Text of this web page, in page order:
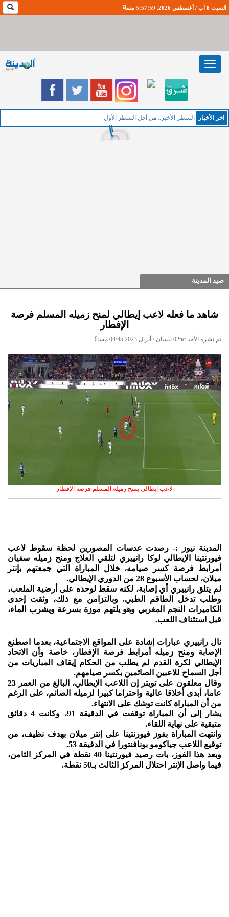
السبت 8 آب / أغسطس 2026. 5:58:0 مساءً
Toggle
navigation
اخر اﻷخبار ال
صيد المدينة
شاهد ما فعله لاعب إيطالي لمنح زميله المسلم فرصة
الإفطار
تم نشره الأحد 02nd نيسان / أبريل 2023 04:45 مساءً
لاعب إيطالي يمنح زميله المسلم فرصة الإفطار
المدينة نيوز :- رصدت عدسات المصورين لحظة سقوط لاعب
فيورنتينا الإيطالي لوكا رانييري لتلقي العلاج ومنح زميله سفيان
أمرابط فرصة كسر صيامه، خلال المباراة التي جمعتهم بإنتر
ميلان، لحساب الأسبوع 28 من الدوري الإيطالي.
لم يتلق رانييري أي إصابة، لكنه سقط لوحده على أرضية الملعب،
وطلب تدخل الطاقم الطبي. وبالتزامن مع ذلك، وثقت إحدى
الكاميرات النجم المغربي وهو يلتهم موزة بسرعة ويشرب الماء،
قبل استئناف اللعب.
نال رانييري عبارات إشادة على المواقع الاجتماعية، بعدما اصطنع
الإصابة ومنح زميله أمرابط فرصة الإفطار، خاصة وأن الاتحاد
الإيطالي لكرة القدم لم يطلب من الحكام إيقاف المباريات من
أجل السماح للاعبين الصائمين بكسر صيامهم.
وقال معلقون على تويتر إن اللاعب الإيطالي، البالغ من العمر 23
عاما، أبدى أخلاقا عالية واحتراما كبيرا لزميله الصائم، على الرغم
من أن المباراة كانت توشك على الانتهاء.
يشار إلى أن المباراة توقفت في الدقيقة 91، وكانت 4 دقائق
متبقية على نهاية اللقاء.
وانتهت المباراة بفوز فيورنتينا على إنتر ميلان بهدف نظيف، من
توقيع اللاعب جياكومو بونافنتورا في الدقيقة 53.
وبعد هذا الفوز، بات رصيد فيورنتينا 40 نقطة في المركز الثامن،
فيما واصل الإنتر احتلال المركز الثالث بـ50 نقطة.